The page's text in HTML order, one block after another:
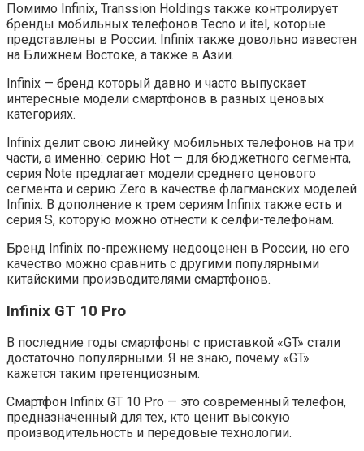
Помимо Infinix, Transsion Holdings также контролирует
бренды мобильных телефонов Tecno и itel, которые
представлены в России. Infinix также довольно известен
на Ближнем Востоке, а также в Азии.
Infinix — бренд который давно и часто выпускает
интересные модели смартфонов в разных ценовых
категориях.
Infinix делит свою линейку мобильных телефонов на три
части, а именно: серию Hot — для бюджетного сегмента,
серия Note предлагает модели среднего ценового
сегмента и серию Zero в качестве флагманских моделей
Infinix. В дополнение к трем сериям Infinix также есть и
серия S, которую можно отнести к селфи-телефонам.
Бренд Infinix по-прежнему недооценен в России, но его
качество можно сравнить с другими популярными
китайскими производителями смартфонов.
Infinix GT 10 Pro
В последние годы смартфоны с приставкой «GT» стали
достаточно популярными. Я не знаю, почему «GT»
кажется таким претенциозным.
Смартфон Infinix GT 10 Pro — это современный телефон,
предназначенный для тех, кто ценит высокую
производительность и передовые технологии.